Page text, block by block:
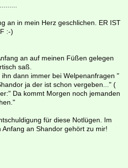
an in mein Herz geschlichen. ER IST
:-)
an auf meinen Füßen gelegen
saß.
dann immer bei Welpenanfragen "
ja der ist schon vergeben..." (
Da kommt Morgen noch jemanden
für diese Notlügen. Im
an Shandor gehört zu mir!